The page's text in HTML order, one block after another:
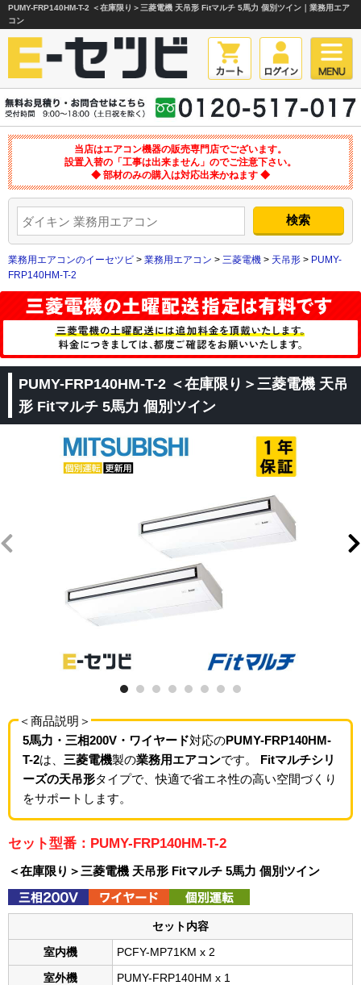
PUMY-FRP140HM-T-2 ＜在庫限り＞三菱電機 天吊形 Fitマルチ 5馬力 個別ツイン｜業務用エア
コン
当店はエアコン機器の販売専門店でございます。
設置入替の「工事は出来ません」のでご注意下さい。
◆ 部材のみの購入は対応出来かねます ◆
業務用エアコンのイーセツビ > 業務用エアコン > 三菱電機 > 天吊形 > PUMY-
FRP140HM-T-2
PUMY-FRP140HM-T-2 ＜在庫限り＞三菱電機 天吊
形 Fitマルチ 5馬力 個別ツイン
＜商品説明＞
5馬力・三相200V・ワイヤード対応のPUMY-FRP140HM-
T-2は、 三菱電機製の業務用エアコンです。 Fitマルチシリ
ーズの天吊形タイプで、快適で省エネ性の高い空間づくり
をサポートします。
セット型番：PUMY-FRP140HM-T-2
＜在庫限り＞三菱電機 天吊形 Fitマルチ 5馬力 個別ツイン
セット内容
室内機 PCFY-MP71KM x 2
室外機 PUMY-FRP140HM x 1